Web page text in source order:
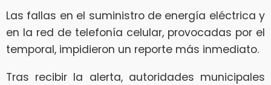
Las fallas en el suministro de energía eléctrica y
en la red de telefonía celular, provocadas por el
temporal, impidieron un reporte más inmediato.
Tras recibir la alerta, autoridades municipales